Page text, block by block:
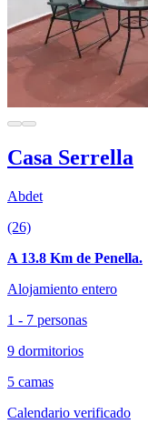
Casa Serrella
Abdet
(26)
A 13.8 Km de Penella.
Alojamiento entero
1 - 7 personas
9 dormitorios
5 camas
Calendario verificado